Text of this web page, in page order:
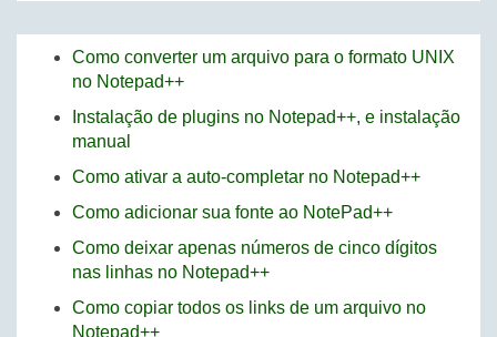
Como converter um arquivo para o formato UNIX
no Notepad++
Instalação de plugins no Notepad++, e instalação
manual
Como ativar a auto-completar no Notepad++
Como adicionar sua fonte ao NotePad++
Como deixar apenas números de cinco dígitos
nas linhas no Notepad++
Como copiar todos os links de um arquivo no
Notepad++